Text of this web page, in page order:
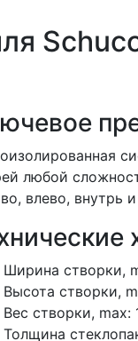
любой
влево, внутрь
Ширина створки,
Высота створки,
Вес створки, max:
Толщина